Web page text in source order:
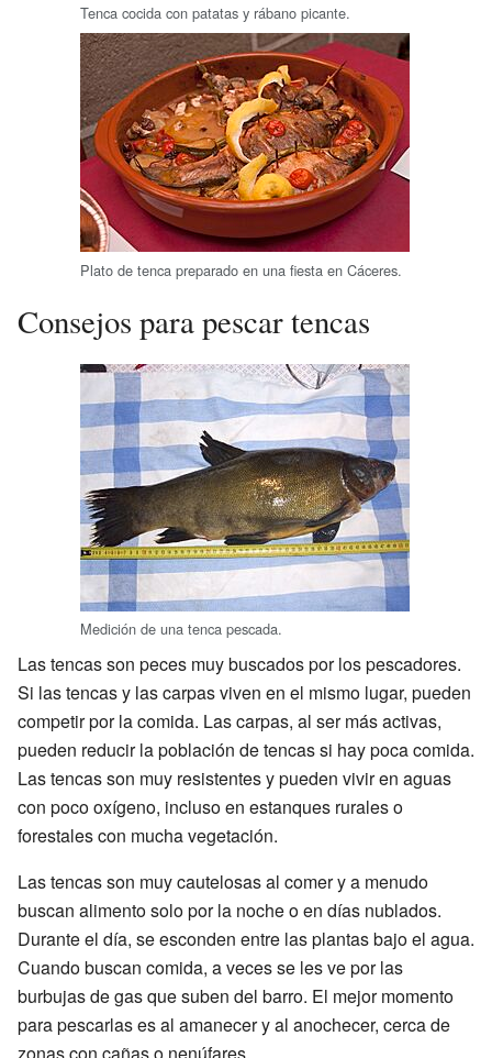
Tenca cocida con patatas y rábano picante.
Plato de tenca preparado en una fiesta en Cáceres.
Consejos para pescar tencas
Medición de una tenca pescada.
Las tencas son peces muy buscados por los pescadores.
Si las tencas y las carpas viven en el mismo lugar, pueden
competir por la comida. Las carpas, al ser más activas,
pueden reducir la población de tencas si hay poca comida.
Las tencas son muy resistentes y pueden vivir en aguas
con poco oxígeno, incluso en estanques rurales o
forestales con mucha vegetación.
Las tencas son muy cautelosas al comer y a menudo
buscan alimento solo por la noche o en días nublados.
Durante el día, se esconden entre las plantas bajo el agua.
Cuando buscan comida, a veces se les ve por las
burbujas de gas que suben del barro. El mejor momento
para pescarlas es al amanecer y al anochecer, cerca de
zonas con cañas o nenúfares.